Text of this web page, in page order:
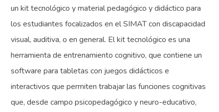
un kit tecnológico y material pedagógico y didáctico para
los estudiantes focalizados en el SIMAT con discapacidad
visual, auditiva, o en general. El kit tecnológico es una
herramienta de entrenamiento cognitivo, que contiene un
software para tabletas con juegos didácticos e
interactivos que permiten trabajar las funciones cognitivas
que, desde campo psicopedagógico y neuro-educativo,